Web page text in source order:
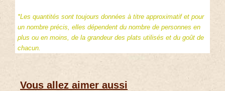
*Les quantités sont toujours données à titre approximatif et pour
un nombre précis, elles dépendent du nombre de personnes en
plus ou en moins, de la grandeur des plats utilisés et du goût de
chacun.
Vous allez aimer aussi